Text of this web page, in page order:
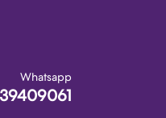
Whatsapp